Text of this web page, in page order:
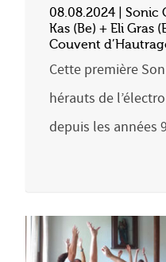
08.08.2024 | Sonic
Kas (Be) + Eli Gras
Couvent
Cette première
hérauts de
depuis les années